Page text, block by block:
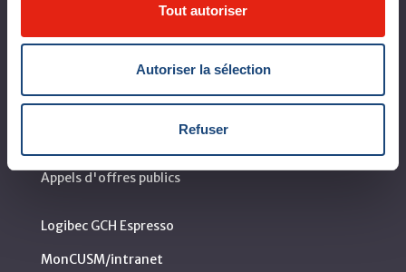
Tout autoriser
Autoriser la sélection
Refuser
Coup d'œil sur le CUSM
Leaders organisationnels
Vision, mission et valeurs
Départements et services cliniques
Appels d'offres publics
Logibec GCH Espresso
MonCUSM/intranet